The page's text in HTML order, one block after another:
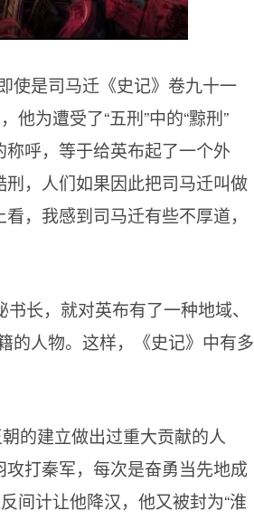
使是司马迁《史记》卷九十一
他为遭受了“五刑”中的“黥刑”
呼，等于给英布起了一个外
，人们如果因此把司马迁叫做
，我感到司马迁有些不厚道，
长，就对英布有了一种地域、
的人物。这样，《史记》中有多
的建立做出过重大贡献的人
打秦军，每次是奋勇当先地成
间计让他降汉，他又被封为“淮